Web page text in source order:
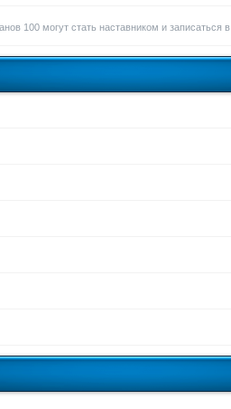
100 могут стать наставником и записаться в